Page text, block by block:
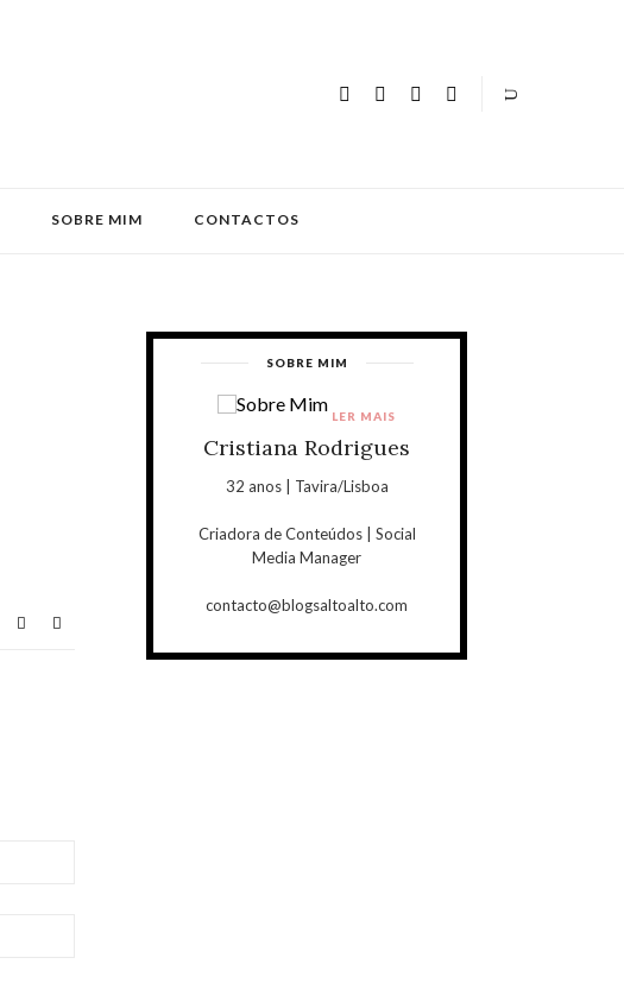
SOBRE MIM CONTACTOS
SOBRE MIM
Cristiana Rodrigues
32 anos | Tavira/Lisboa
Criadora de Conteúdos | Social
Media Manager
contacto@blogsaltoalto.com
LER MAIS